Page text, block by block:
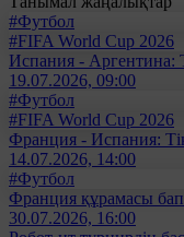
#Футбол
#FIFA World Cup 2026
Испания - Аргентина:
19.07.2026, 09:00
#Футбол
#FIFA World Cup 2026
Франция - Испания:
14.07.2026, 14:00
#Футбол
Франция құрамасы
30.07.2026, 16:00